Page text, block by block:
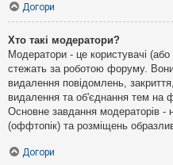
Догори
Хто такі модератори?
Модератори - це користувачі
стежать за роботою форуму.
видалення повідомлень,
видалення та об'єднання тем на
Основне завдання модераторів -
(оффтопік) та розміщень
Догори